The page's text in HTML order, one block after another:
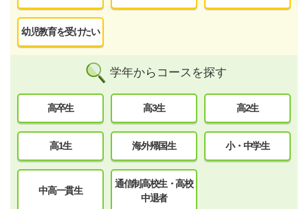
幼児教育を受けたい
学年からコースを探す
高卒生 高3生 高2生
高1生 海外帰国生 小・中学生
中高一貫生
通信制高校生・高校
中退者